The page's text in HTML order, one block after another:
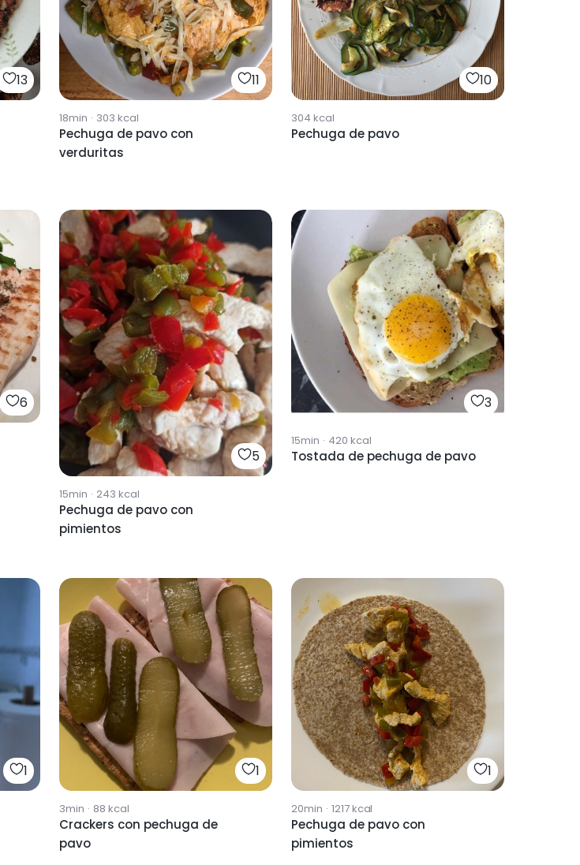
13 11
18min · 303 kcal
Pechuga de pavo con
verduritas
10
304 kcal
Pechuga de pavo
6
5
15min · 243 kcal
Pechuga de pavo con
pimientos
3
15min · 420 kcal
Tostada de pechuga de pavo
1 1
3min · 88 kcal
Crackers con pechuga de
pavo
1
20min · 1217kcal
Pechuga de pavo con
pimientos